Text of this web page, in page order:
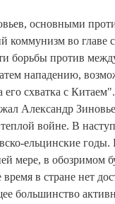
основными
коммунизм во
борьбы против
нападению,
схватка с Китаем".
Александр
войне. В
ельцинские
мере, в обозримом
в стране нет
большинство